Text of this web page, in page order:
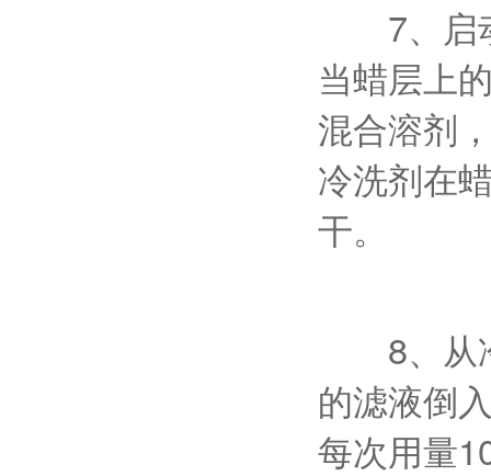
7、启动
当蜡层上
混合溶剂
冷洗剂在
干。
8、从冷
的滤液倒
每次用量